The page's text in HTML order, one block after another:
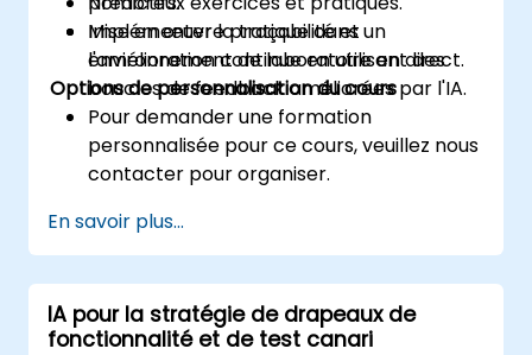
Implémenter la traçabilité et
l'amélioration continue en utilisant des
boucles de feedback améliorées par l'IA.
Mise en œuvre pratique dans un
environnement de laboratoire en direct.
Options de personnalisation du cours
Pour demander une formation
personnalisée pour ce cours, veuillez nous
contacter pour organiser.
En savoir plus...
IA pour la stratégie de drapeaux de
fonctionnalité et de test canari